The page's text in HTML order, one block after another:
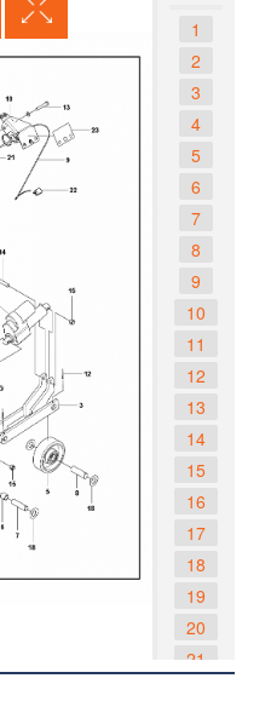
1
2
3
4
5
6
7
8
9
10
11
12
13
14
15
16
17
18
19
20
21